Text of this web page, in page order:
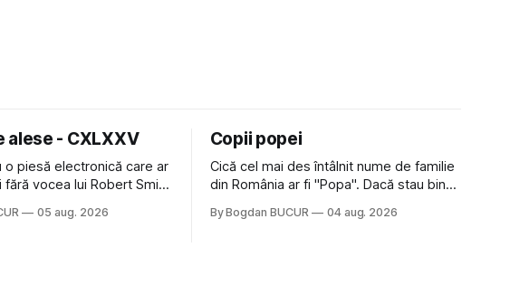
alese - CXLXXV
o piesă electronică care ar
vocea lui Robert Smith
cu multe piese faine
05 aug. 2026
Copii popei
Cică cel mai des întâlnit nume de familie
din România ar fi "Popa". Dacă stau bine
colegi de școala Popa cam peste tot
By Bogdan BUCUR 04 aug. 2026